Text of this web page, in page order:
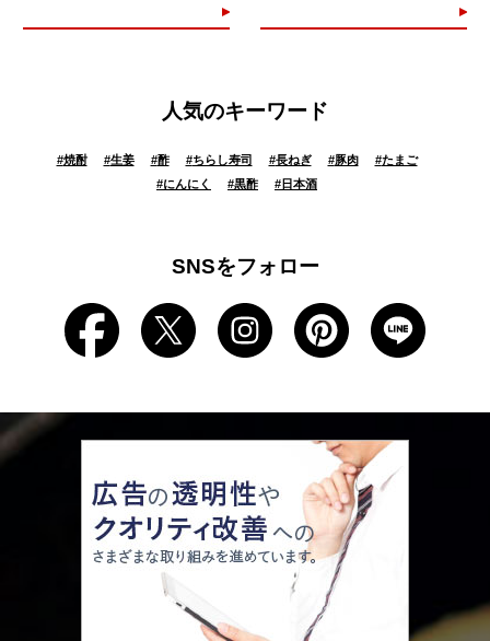
人気のキーワード
#焼酎 #生姜 #酢 #ちらし寿司 #長ねぎ #豚肉 #たまご
#にんにく #黒酢 # 日本酒
SNSをフォロー